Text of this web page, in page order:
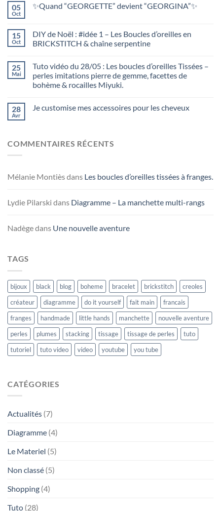
05
Oct
✨Quand “GEORGETTE” devient “GEORGINA”✨
15
Oct
DIY de Noël : #idée 1 – Les Boucles d’oreilles en
BRICKSTITCH & chaîne serpentine
25
Mai
Tuto vidéo du 28/05 : Les boucles d’oreilles Tissées –
perles imitations pierre de gemme, facettes de
bohème & rocailles Miyuki.
28
Avr
Je customise mes accessoires pour les cheveux
COMMENTAIRES RÉCENTS
Mélanie Montièsdans Les boucles d’oreilles tissées à franges.
Lydie Pilarski dans Diagramme – La manchette multi-rangs
Nadègedans Une nouvelle aventure
TAGS
bijoux black blog boheme bracelet brickstitch
creoles
créateur
diagramme do it yourself fait main
francais
franges
handmade little hands manchette
nouvelle aventure
perles
plumes stacking tissage tissage de perles
tuto
tutoriel
tuto video video youtube you tube
CATÉGORIES
Actualités (7)
Diagramme (4)
Le Materiel (5)
Non classé (5)
Shopping (4)
Tuto (28)